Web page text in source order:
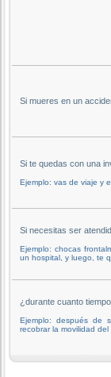
Si mueres en un
Si te quedas con una
Ejemplo: vas de viaje y
Si necesitas ser
Ejemplo: chocas
un hospital, y luego, te
¿durante cuanto
Ejemplo: después de
recobrar la movilidad del